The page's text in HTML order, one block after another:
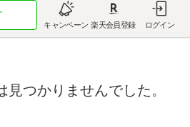
キャンペーン 楽天会員登録 ログイン
見つかりませんでした。